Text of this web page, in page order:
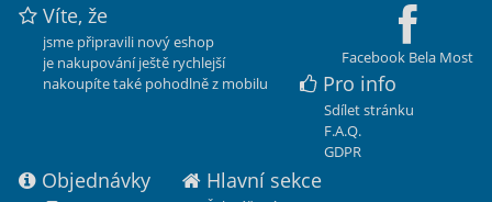
Facebook Bela Most
Víte, že
jsme připravili nový eshop
je nakupování ještě rychlejší
nakoupíte také pohodlně z mobilu
Pro info
Sdílet stránku
F.A.Q.
GDPR
Objednávky Hlavní sekce